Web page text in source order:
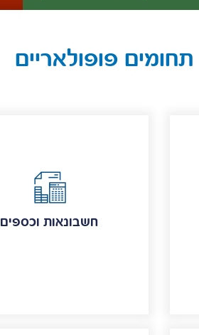
פופולאריים
חשבונאות וכספים